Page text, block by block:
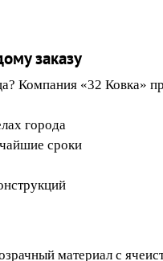
заказу
Компания «32 Ковка»
города
сроки
материал с